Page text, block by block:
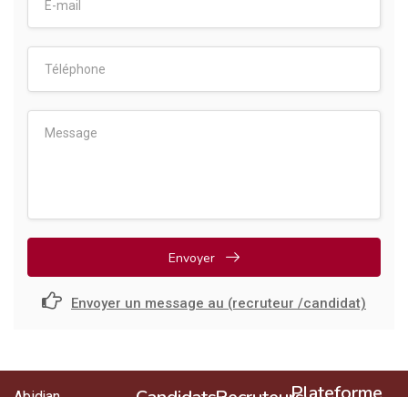
Envoyer
Envoyer un message au (recruteur /candidat)